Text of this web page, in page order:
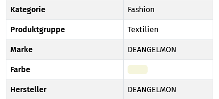
Kategorie Fashion
Produktgruppe Textilien
Marke DEANGELMON
Farbe
Hersteller DEANGELMON